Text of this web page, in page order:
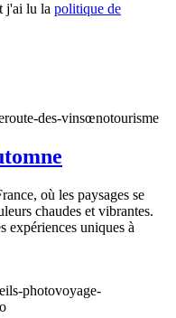
j'ai lu la politique de
route-des-vinsœnotourisme
où les paysages se
chaudes et vibrantes.
expériences uniques à
photovoyage-